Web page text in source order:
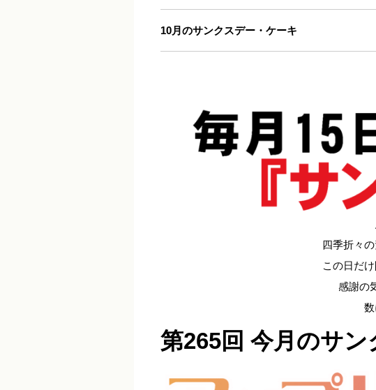
10月のサンクスデー・ケーキ
四季折々
この日だ
感謝の
第265回 今月のサ